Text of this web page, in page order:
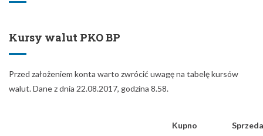
Kursy walut PKO BP
Przed założeniem konta warto zwrócić uwagę na tabelę kursów
walut. Dane z dnia 22.08.2017, godzina 8.58.
Kupno